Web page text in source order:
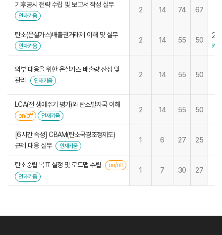
기후공시 전략 수립 및 보고서 작성 실무
인재키움
2 14 74 67
탄소(온실가스)배출권거래제 이해 및 실무
인재키움
2 14 55 50 29
키움
외부 대응을 위한 온실가스 배출량 산정 및
관리
인재키움
2 14 55 50
LCA(전 생애주기 평가)와 탄소발자국 이해
on/off 인재키움
2 14 55 50
[6시간 속성] CBAM(탄소국경조정제도)
규제 대응 실무
인재키움
1 6 27 25
탄소중립 목표 설정 및 로드맵 수립
on/off
인재키움
1 7 30 27